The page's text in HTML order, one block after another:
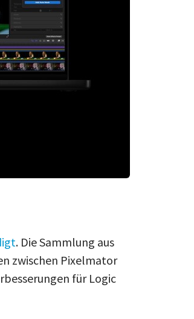
. Die Sammlung aus
zwischen Pixelmator
für Logic